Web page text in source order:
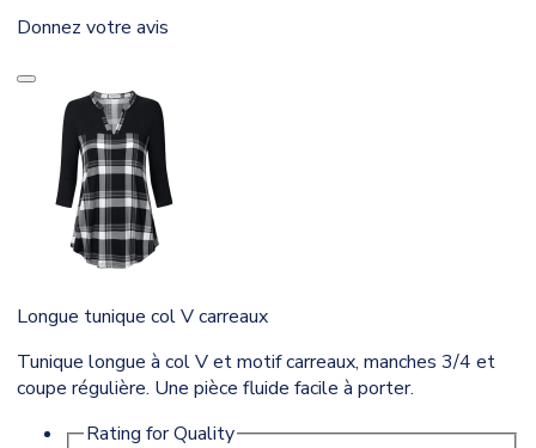
Donnez votre avis
Longue tunique col V carreaux
Tunique longue à col V et motif carreaux, manches 3/4 et
coupe régulière. Une pièce fluide facile à porter.
Rating forQuality